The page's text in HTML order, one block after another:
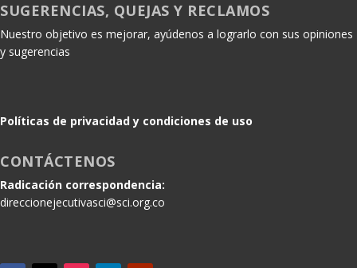
SUGERENCIAS, QUEJAS Y RECLAMOS
Nuestro objetivo es mejorar, ayúdenos a lograrlo con sus opiniones
y sugerencias
Políticas de privacidad y condiciones de uso
CONTÁCTENOS
Radicación correspondencia:
direccionejecutivasci@sci.org.co